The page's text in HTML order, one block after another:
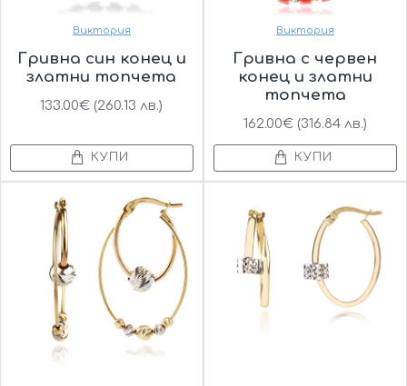
Виктория
Гривна син конец и
златни топчета
133.00€ (260.13 лв.)
КУПИ
Виктория
Гривна с червен
конец и златни
топчета
162.00€ (316.84 лв.)
КУПИ